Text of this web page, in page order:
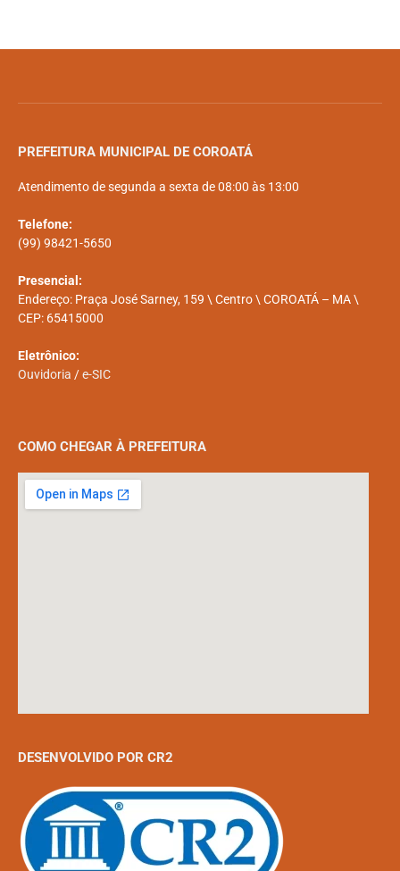
PREFEITURA MUNICIPAL DE COROATÁ
Atendimento de segunda a sexta de 08:00 às 13:00
Telefone:
(99) 98421-5650
Presencial:
Endereço: Praça José Sarney, 159 \ Centro \ COROATÁ – MA \
CEP: 65415000
Eletrônico:
Ouvidoria /e-SIC
COMO CHEGAR À PREFEITURA
DESENVOLVIDO POR CR2